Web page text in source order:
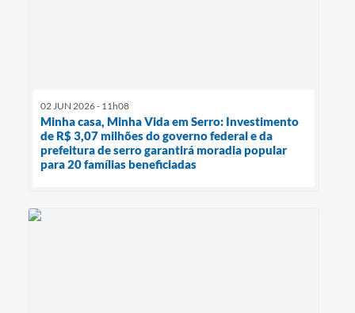
02 JUN 2026 - 11h08
Minha casa, Minha Vida em Serro: Investimento
de R$ 3,07 milhões do governo federal e da
prefeitura de serro garantirá moradia popular
para 20 famílias beneficiadas